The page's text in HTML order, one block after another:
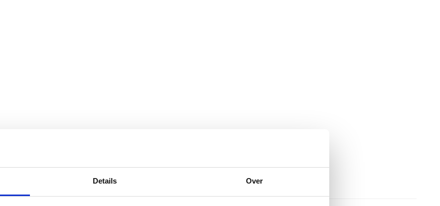
Details Over